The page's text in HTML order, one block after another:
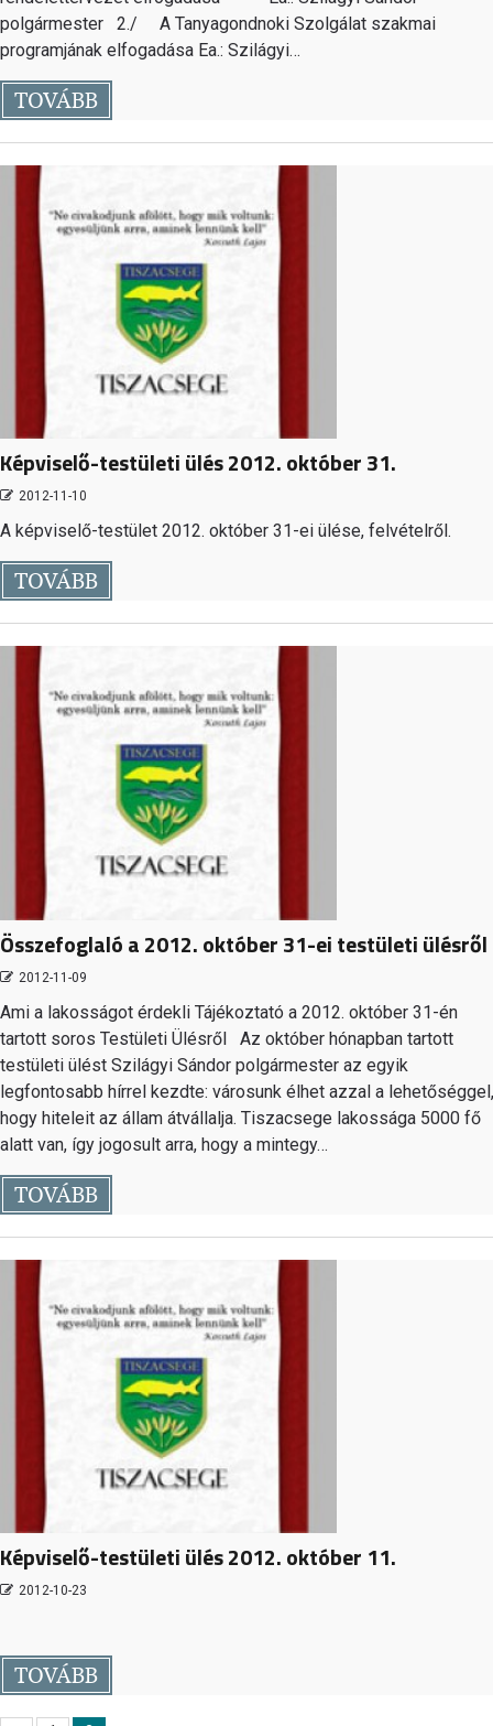
polgármester 2./ A Tanyagondnoki Szolgálat szakmai
programjának elfogadása Ea.: Szilágyi…
TOVÁBB
Képviselő-testületi ülés 2012. október 31.
2012-11-10
A képviselő-testület 2012. október 31-ei ülése, felvételről.
TOVÁBB
Összefoglaló a 2012. október 31-ei testületi ülésről
2012-11-09
Ami a lakosságot érdekli Tájékoztató a 2012. október 31-én
tartott soros Testületi Ülésről Az október hónapban tartott
testületi ülést Szilágyi Sándor polgármester az egyik
legfontosabb hírrel kezdte: városunk élhet azzal a lehetőséggel,
hogy hiteleit az állam átvállalja. Tiszacsege lakossága 5000 fő
alatt van, így jogosult arra, hogy a mintegy…
TOVÁBB
Képviselő-testületi ülés 2012. október 11.
2012-10-23
TOVÁBB